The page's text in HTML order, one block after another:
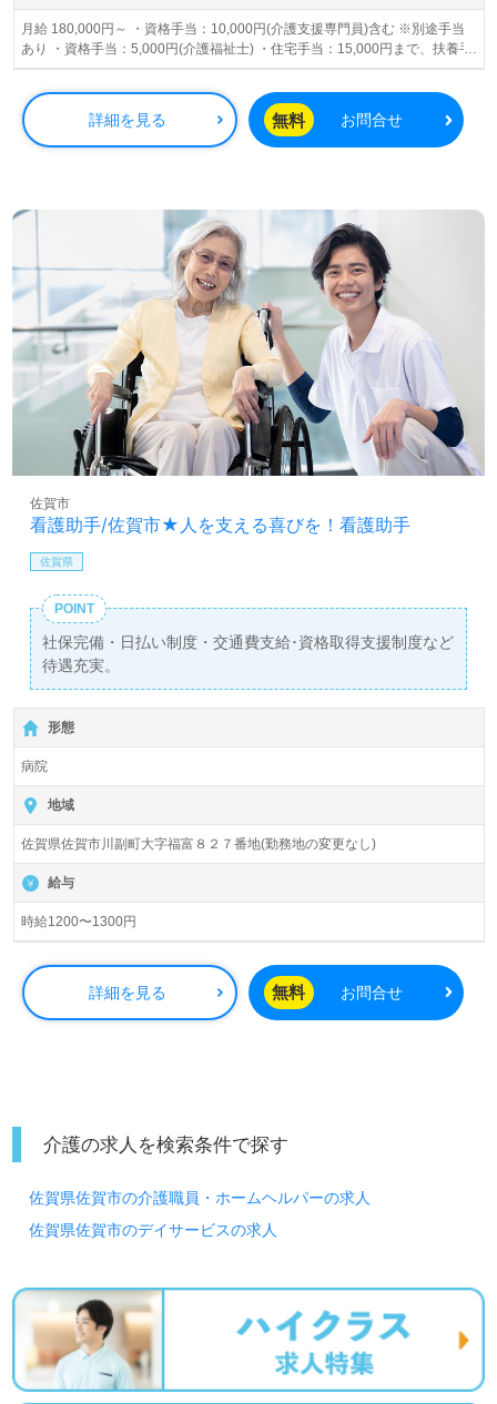
月給 180,000円～ ・資格手当：10,000円(介護支援専門員)含む ※別途手当
あり ・資格手当：5,000円(介護福祉士) ・住宅手当：15,000円まで、扶養手
当：5,000円/人
詳細を見る 無料 お問合せ
看護助手/佐賀市★人を支える喜びを！看護助手
佐賀市
佐賀県
POINT
社保完備・日払い制度・交通費支給･資格取得支援制度など
待遇充実。
形態
病院
地域
佐賀県佐賀市川副町大字福富８２７番地(勤務地の変更なし)
給与
時給1200〜1300円
詳細を見る 無料 お問合せ
介護の求人を検索条件で探す
佐賀県佐賀市の介護職員・ホームヘルパーの求人
佐賀県佐賀市のデイサービスの求人